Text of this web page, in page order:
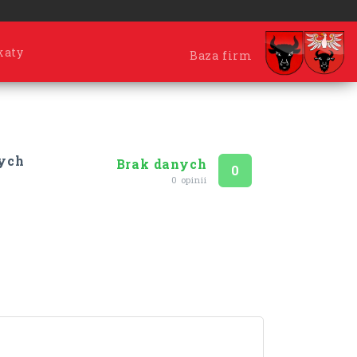
Baza firm
Brak danych
0 opinii
Ocena
0